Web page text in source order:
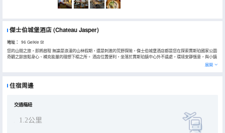
傑士伯城堡酒店(Chateau Jasper)
地址：
96 Geikie St
您的山間之旅，即將啟程 無論是浪漫的山林假期，還是刺激的荒野探險，傑士伯城堡酒店都是您在探索賈斯珀國家公園
奇觀之餘放鬆身心、補充能量的理想下榻之所。 酒店位置便利，坐落於賈斯珀鎮中心外不遠處，環境安靜愜意，與小鎮
的熱鬧僅相隔約 10 分鐘步行路程，讓您既可遠離喧囂，又能輕鬆享受山城的一切精彩。酒店配備加熱地下停車場、店
展開
住宿周邊
交通樞紐
1.2公里